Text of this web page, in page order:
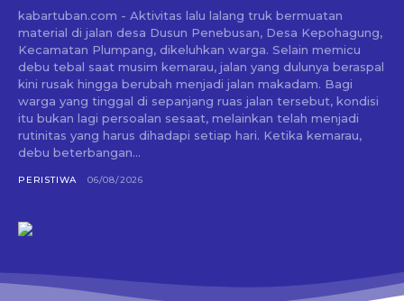
kabartuban.com - Aktivitas lalu lalang truk bermuatan
material di jalan desa Dusun Penebusan, Desa Kepohagung,
Kecamatan Plumpang, dikeluhkan warga. Selain memicu
debu tebal saat musim kemarau, jalan yang dulunya beraspal
kini rusak hingga berubah menjadi jalan makadam. Bagi
warga yang tinggal di sepanjang ruas jalan tersebut, kondisi
itu bukan lagi persoalan sesaat, melainkan telah menjadi
rutinitas yang harus dihadapi setiap hari. Ketika kemarau,
debu beterbangan...
PERISTIWA 06/08/2026